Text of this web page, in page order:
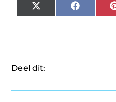
X
(Twitter)
Deel dit: